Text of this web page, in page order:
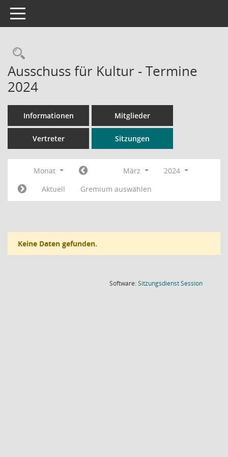
Toggle navigation
Rechercheauswahl
Ausschuss für Kultur - Termine
2024
Informationen Mitglieder
Vertreter Sitzungen
Monat März
2024
Aktuell
Gremium auswählen
Keine Daten gefunden.
Software:SitzungsdienstSession(Wird in